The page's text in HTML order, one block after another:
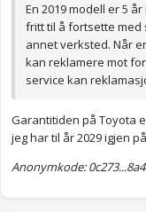
En 2019 modell er 5
fritt til å fortsette med
annet verksted. Når
kan reklamere mot
service kan
Garantitiden på Toyota
jeg har til år 2029 igjen
Anonymkode: 0c273...8a4